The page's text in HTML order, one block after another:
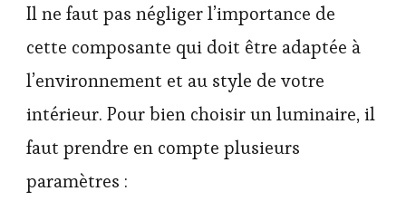
Il ne faut pas négliger l’importance de
cette composante qui doit être adaptée à
l’environnement et au style de votre
intérieur. Pour bien choisir un luminaire, il
faut prendre en compte plusieurs
paramètres :